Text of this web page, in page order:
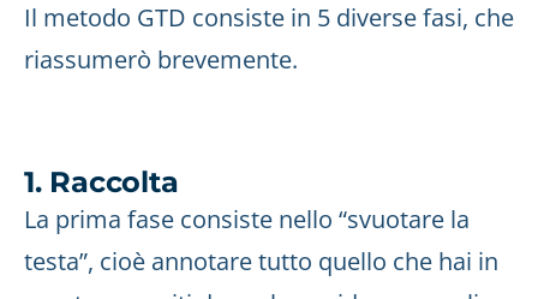
Il metodo GTD consiste in 5 diverse fasi, che
riassumerò brevemente.
1. Raccolta
La prima fase consiste nello “svuotare la
testa”, cioè annotare tutto quello che hai in